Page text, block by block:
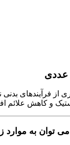
از فرآیندهای
و کاهش علائم
توان به موارد